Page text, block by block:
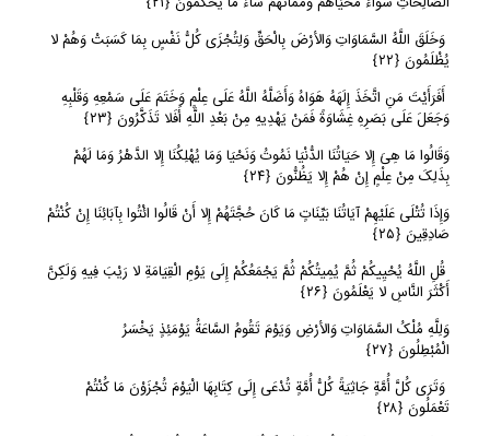
وَخَلَقَ اللَّهُ السَّمَاوَاتِ وَالأرْضَ بِالْحَقِّ وَلِتُجْزَى کُلُّ نَفْسٍ بِمَا کَسَبَتْ وَهُمْ لا
یُظْلَمُونَ ﴿٢٢﴾
أَفَرَأَیْتَ مَنِ اتَّخَذَ إِلَهَهُ هَوَاهُ وَأَضَلَّهُ اللَّهُ عَلَى عِلْمٍ وَخَتَمَ عَلَى سَمْعِهِ وَقَلْبِهِ
وَجَعَلَ عَلَى بَصَرِهِ غِشَاوَةً فَمَنْ یَهْدِیهِ مِنْ بَعْدِ اللَّهِ أَفَلا تَذَکَّرُونَ ﴿٢٣﴾
وَقَالُوا مَا هِیَ إِلا حَیَاتُنَا الدُّنْیَا نَمُوتُ وَنَحْیَا وَمَا یُهْلِکُنَا إِلا الدَّهْرُ وَمَا لَهُمْ
بِذَلِکَ مِنْ عِلْمٍ إِنْ هُمْ إِلا یَظُنُّونَ ﴿٢٤﴾
وَإِذَا تُتْلَى عَلَیْهِمْ آیَاتُنَا بَیِّنَاتٍ مَا کَانَ حُجَّتَهُمْ إِلا أَنْ قَالُوا ائْتُوا بِآبَائِنَا إِنْ کُنْتُمْ
صَادِقِینَ ﴿٢٥﴾
قُلِ اللَّهُ یُحْیِیکُمْ ثُمَّ یُمِیتُکُمْ ثُمَّ یَجْمَعُکُمْ إِلَى یَوْمِ الْقِیَامَةِ لا رَیْبَ فِیهِ وَلَکِنَّ
أَکْثَرَ النَّاسِ لا یَعْلَمُونَ ﴿٢٦﴾
وَلِلَّهِ مُلْکُ السَّمَاوَاتِ وَالأرْضِ وَیَوْمَ تَقُومُ السَّاعَةُ یَوْمَئِذٍ یَخْسَرُ
الْمُبْطِلُونَ ﴿٢٧﴾
وَتَرَى کُلَّ أُمَّةٍ جَاثِیَةً کُلُّ أُمَّةٍ تُدْعَى إِلَى کِتَابِهَا الْیَوْمَ تُجْزَوْنَ مَا کُنْتُمْ
تَعْمَلُونَ ﴿٢٨﴾